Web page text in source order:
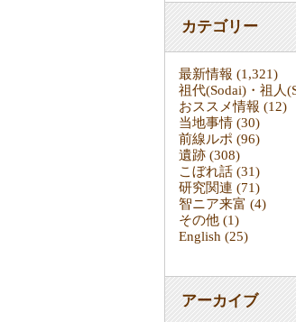
カテゴリー
最新情報 (1,321)
祖代(Sodai)・祖人
おススメ情報 (12)
当地事情 (30)
前線ルポ (96)
遺跡 (308)
こぼれ話 (31)
研究関連 (71)
智ニア来富 (4)
その他 (1)
English (25)
アーカイブ